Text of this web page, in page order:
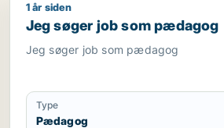
Jeg søger job som pædagog
1 år siden
Jeg søger job som pædagog
Jeg søger job som pædagog
Type
Pædagog